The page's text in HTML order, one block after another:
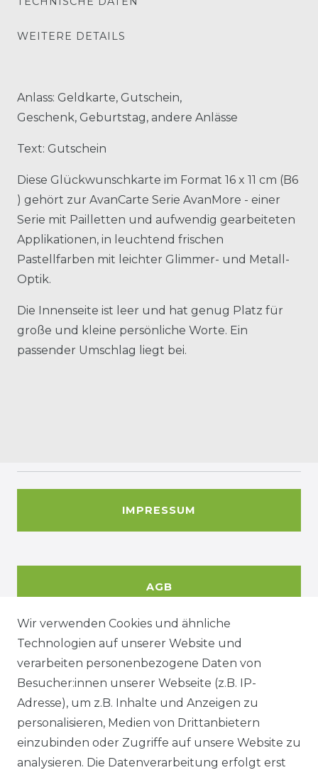
WEITERE DETAILS
Anlass: Geldkarte, Gutschein,
Geschenk, Geburtstag, andere Anlässe
Text: Gutschein
Diese Glückwunschkarte im Format 16 x 11 cm (B6
) gehört zur AvanCarte Serie AvanMore - einer
Serie mit Pailletten und aufwendig gearbeiteten
Applikationen, in leuchtend frischen
Pastellfarben mit leichter Glimmer- und Metall-
Optik.
Die Innenseite ist leer und hat genug Platz für
große und kleine persönliche Worte. Ein
passender Umschlag liegt bei.
IMPRESSUM
AGB
DATENSCHUTZERKÄRUNG
WIDERRUFSRECHT
Wir verwenden Cookies und ähnliche
Technologien auf unserer Website und
verarbeiten personenbezogene Daten von
Besucher:innen unserer Webseite (z.B. IP-
Adresse), um z.B. Inhalte und Anzeigen zu
personalisieren, Medien von Drittanbietern
einzubinden oder Zugriffe auf unsere Website zu
analysieren. Die Datenverarbeitung erfolgt erst